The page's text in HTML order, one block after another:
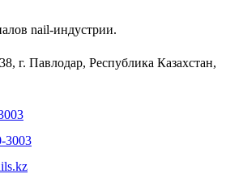
nail-индустрии.
г. Павлодар, Республика Казахстан,
3003